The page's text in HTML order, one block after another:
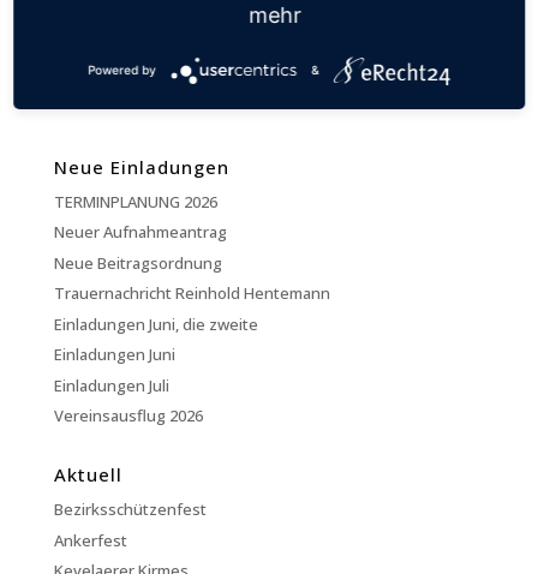
Hubertusgilde vier langjährige Vorstandsmitglieder.
bedankte sich der neue Präsident Erik Adamaschek
Neue Einladungen
TERMINPLANUNG 2026
Neuer Aufnahmeantrag
Neue Beitragsordnung
Trauernachricht Reinhold Hentemann
Einladungen Juni, die zweite
Einladungen Juni
Einladungen Juli
Vereinsausflug 2026
Aktuell
Bezirksschützenfest
Ankerfest
mehr
Powered by &